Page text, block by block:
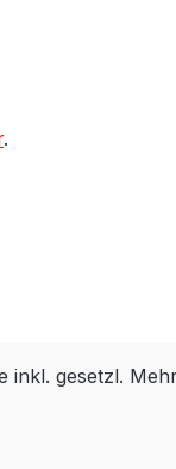
.
inkl. gesetzl.